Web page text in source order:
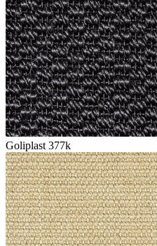
Goliplast 377k